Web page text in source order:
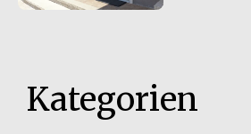
Kategorien